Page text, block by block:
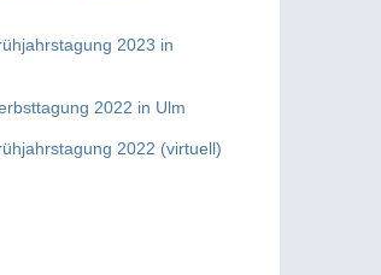
2023 in
2022 in Ulm
2022 (virtuell)